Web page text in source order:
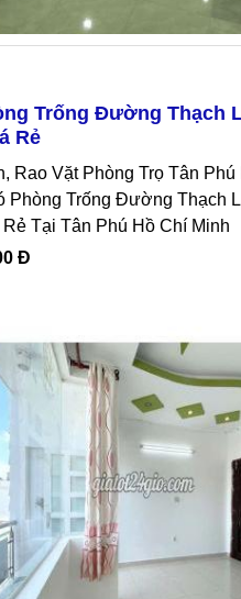
Trống Đường Thạch
Rẻ
Phòng Trống Đường Thạch
Rẻ Tại Tân Phú Hồ Chí Minh
Đ